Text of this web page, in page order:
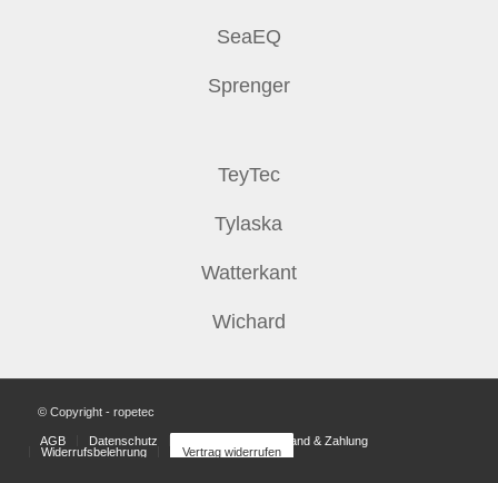
SeaEQ
Sprenger
TeyTec
Tylaska
Watterkant
Wichard
© Copyright - ropetec
AGB Datenschutz
Versand & Zahlung
Widerrufsbelehrung
Vertrag widerrufen